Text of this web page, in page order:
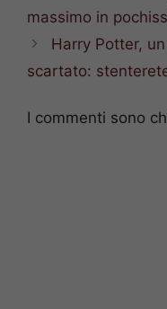
massimo in
Harry Potter,
scartato:
I commenti sono